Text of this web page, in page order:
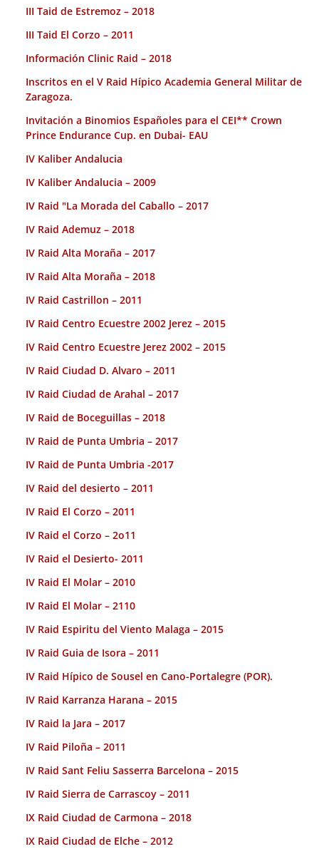
III Taid de Estremoz – 2018
III Taid El Corzo – 2011
Información Clinic Raid – 2018
Inscritos en el V Raid Hípico Academia General Militar de
Zaragoza.
Invitación a Binomios Españoles para el CEI** Crown
Prince Endurance Cup. en Dubai- EAU
IV Kaliber Andalucia
IV Kaliber Andalucia – 2009
IV Raid "La Morada del Caballo – 2017
IV Raid Ademuz – 2018
IV Raid Alta Moraña – 2017
IV Raid Alta Moraña – 2018
IV Raid Castrillon – 2011
IV Raid Centro Ecuestre 2002 Jerez – 2015
IV Raid Centro Ecuestre Jerez 2002 – 2015
IV Raid Ciudad D. Alvaro – 2011
IV Raid Ciudad de Arahal – 2017
IV Raid de Boceguillas – 2018
IV Raid de Punta Umbria – 2017
IV Raid de Punta Umbria -2017
IV Raid del desierto – 2011
IV Raid El Corzo – 2011
IV Raid el Corzo – 2o11
IV Raid el Desierto- 2011
IV Raid El Molar – 2010
IV Raid El Molar – 2110
IV Raid Espiritu del Viento Malaga – 2015
IV Raid Guia de Isora – 2011
IV Raid Hípico de Sousel en Cano-Portalegre (POR).
IV Raid Karranza Harana – 2015
IV Raid la Jara – 2017
IV Raid Piloña – 2011
IV Raid Sant Feliu Sasserra Barcelona – 2015
IV Raid Sierra de Carrascoy – 2011
IX Raid Ciudad de Carmona – 2018
IX Raid Ciudad de Elche – 2012